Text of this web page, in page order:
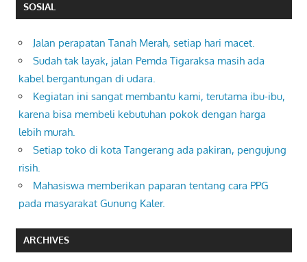
SOSIAL
Jalan perapatan Tanah Merah, setiap hari macet.
Sudah tak layak, jalan Pemda Tigaraksa masih ada
kabel bergantungan di udara.
Kegiatan ini sangat membantu kami, terutama ibu-ibu,
karena bisa membeli kebutuhan pokok dengan harga
lebih murah.
Setiap toko di kota Tangerang ada pakiran, pengujung
risih.
Mahasiswa memberikan paparan tentang cara PPG
pada masyarakat Gunung Kaler.
ARCHIVES